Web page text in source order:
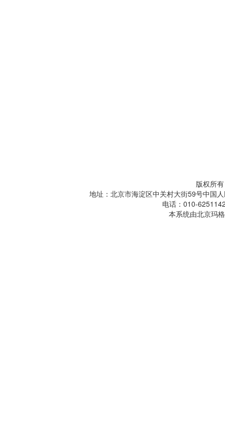
版权所
地址：北京市海淀区中关村大街59号中
电话：010-
本系统由北京玛